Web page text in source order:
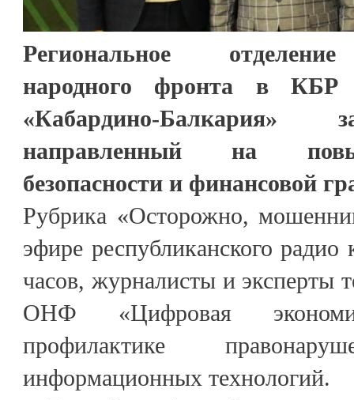
Региональное
народного фронта в КБР
«Кабардино-Балкария»
направленный на
безопасности и финансовой
Рубрика «Осторожно,
эфире республиканского
часов, журналисты и эксперты
ОНФ «Цифровая
профилактике
информационных технологий.